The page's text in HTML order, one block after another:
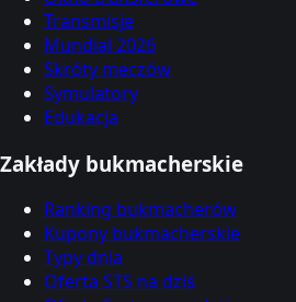
Transmisje
Mundial 2026
Skróty meczów
Symulatory
Edukacja
Zakłady bukmacherskie
Ranking bukmacherów
Kupony bukmacherskie
Typy dnia
Oferta STS na dziś